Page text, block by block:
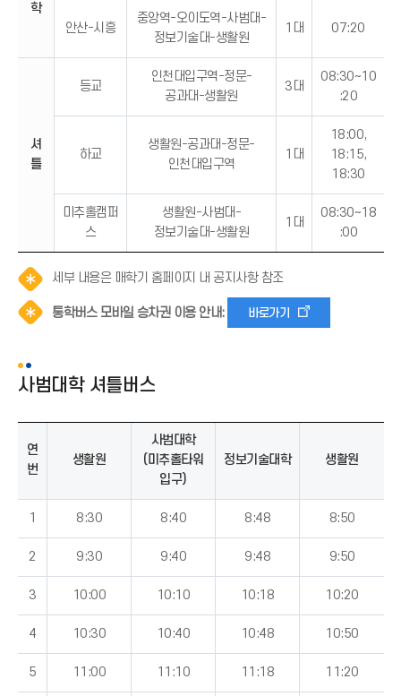
학
안산-시흥
중앙역-오이도역-사범대-
정보기술대-생활원
1대 07:20
셔
틀
등교
인천대입구역-정문-
공과대-생활원
3대
08:30~10
:20
하교
생활원-공과대-정문-
인천대입구역
1대
18:00,
18:15,
18:30
미추홀캠퍼
스
생활원-사범대-
정보기술대-생활원
1대
08:30~18
:00
세부 내용은 매학기 홈페이지 내 공지사항 참조알
림
(
통학버스 모바일 승차권 이용 안내: 바로가기
림
콘
사범대학 셔틀버스
연
번
생활원
사범대학
(미추홀타워
입구)
정보기술대학 생활원
1 8:30 8:40 8:48 8:50
2 9:30 9:40 9:48 9:50
3 10:00 10:10 10:18 10:20
4 10:30 10:40 10:48 10:50
5 11:00 11:10 11:18 11:20